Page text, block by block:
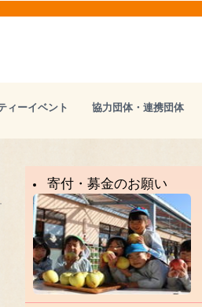
ィーイベント 協力団体・連携団体
寄付・募金のお願い